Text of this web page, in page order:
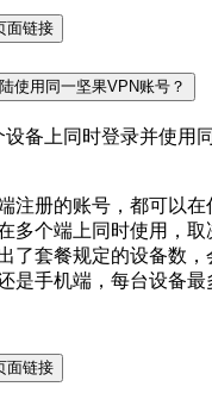
面链接
使用同一坚果VPN账号？
备上同时登录并使用
注册的账号，都可以
多个端上同时使用，取
了套餐规定的设备数，
是手机端，每台设备最
面链接